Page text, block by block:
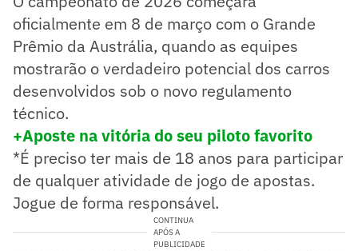
oficialmente em 8 de março com o Grande
Prêmio da Austrália, quando as equipes
mostrarão o verdadeiro potencial dos carros
desenvolvidos sob o novo regulamento
técnico.
+Aposte na vitória do seu piloto favorito
*É preciso ter mais de 18 anos para participar
de qualquer atividade de jogo de apostas.
Jogue de forma responsável.
CONTINUA
APÓS A
PUBLICIDADE